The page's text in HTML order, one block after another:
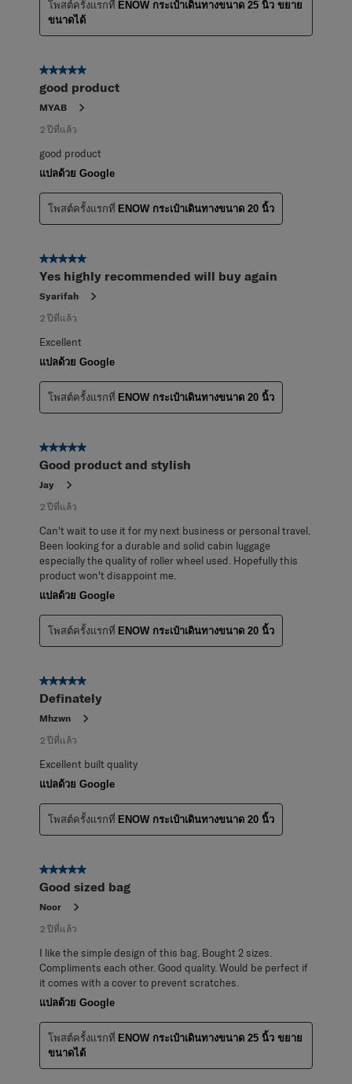
โพสต์ครั้งแรกที่ ENOW กระเป๋าเดินทางขนาด 25 นิ้ว ขยาย
ขนาดได้
5 จาก 5 ดาว
good product
MYAB
2 ปีที่แล้ว
good product
แปลด้วย Google
โพสต์ครั้งแรกที่ ENOW กระเป๋าเดินทางขนาด 20 นิ้ว
5 จาก 5 ดาว
Yes highly recommended will buy again
Syarifah
2 ปีที่แล้ว
Excellent
แปลด้วย Google
โพสต์ครั้งแรกที่ ENOW กระเป๋าเดินทางขนาด 20 นิ้ว
5 จาก 5 ดาว
Good product and stylish
Jay
2 ปีที่แล้ว
Can't wait to use it for my next business or personal travel.
Been looking for a durable and solid cabin luggage
especially the quality of roller wheel used. Hopefully this
product won't disappoint me.
แปลด้วย Google
โพสต์ครั้งแรกที่ ENOW กระเป๋าเดินทางขนาด 20 นิ้ว
5 จาก 5 ดาว
Definately
Mhzwn
2 ปีที่แล้ว
Excellent built quality
แปลด้วย Google
โพสต์ครั้งแรกที่ ENOW กระเป๋าเดินทางขนาด 20 นิ้ว
5 จาก 5 ดาว
Good sized bag
Noor
2 ปีที่แล้ว
I like the simple design of this bag. Bought 2 sizes.
Compliments each other. Good quality. Would be perfect if
it comes with a cover to prevent scratches.
แปลด้วย Google
โพสต์ครั้งแรกที่ ENOW กระเป๋าเดินทางขนาด 25 นิ้ว ขยาย
ขนาดได้